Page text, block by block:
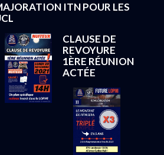
ITN POUR LES
CLAUSE DE
REVOYURE
1ÈRE RÉUNION
ACTÉE